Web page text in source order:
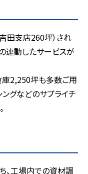
田支店260坪）され
連動したサービスが
庫2,250坪も多数ご用
ングなどのサプライチ
、工場内での資材調